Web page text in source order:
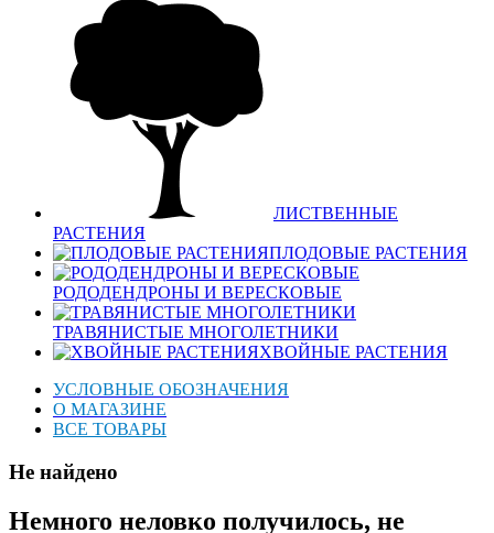
ЛИСТВЕННЫЕ
РАСТЕНИЯ
ПЛОДОВЫЕ РАСТЕНИЯ
РОДОДЕНДРОНЫ И ВЕРЕСКОВЫЕ
ТРАВЯНИСТЫЕ МНОГОЛЕТНИКИ
ХВОЙНЫЕ РАСТЕНИЯ
УСЛОВНЫЕ ОБОЗНАЧЕНИЯ
О МАГАЗИНЕ
ВСЕ ТОВАРЫ
Не найдено
Немного неловко получилось, не